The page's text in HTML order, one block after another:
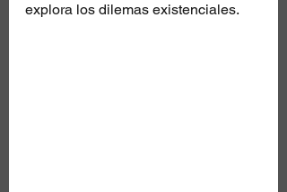
explora los dilemas existenciales.